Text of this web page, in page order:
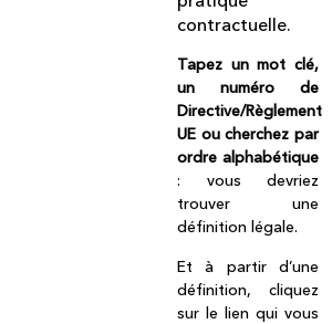
contractuelle.
Tapez un mot clé,
un numéro de
Directive/Règlement
UE ou cherchez par
ordre alphabétique
: vous devriez
trouver une
définition légale.
Et à partir d’une
définition, cliquez
sur le lien qui vous